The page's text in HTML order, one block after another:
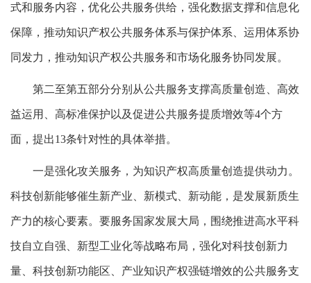
式和服务内容，优化公共服务供给，强化数据支撑和信息化
保障，推动知识产权公共服务体系与保护体系、运用体系协
同发力，推动知识产权公共服务和市场化服务协同发展。
第二至第五部分分别从公共服务支撑高质量创造、高效
益运用、高标准保护以及促进公共服务提质增效等4个方
面，提出13条针对性的具体举措。
一是强化攻关服务，为知识产权高质量创造提供动力。
科技创新能够催生新产业、新模式、新动能，是发展新质生
产力的核心要素。要服务国家发展大局，围绕推进高水平科
技自立自强、新型工业化等战略布局，强化对科技创新力
量、科技创新功能区、产业知识产权强链增效的公共服务支